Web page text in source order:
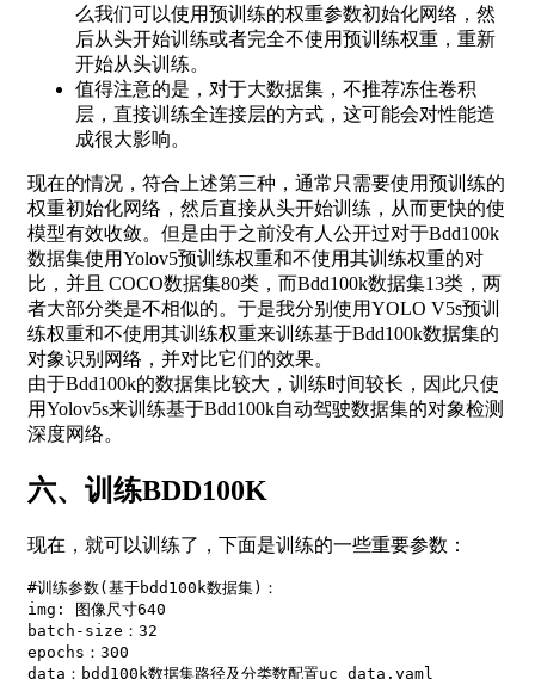
么我们可以使用预训练的权重参数初始化网络，然
后从头开始训练或者完全不使用预训练权重，重新
开始从头训练。
值得注意的是，对于大数据集，不推荐冻住卷积
层，直接训练全连接层的方式，这可能会对性能造
成很大影响。
现在的情况，符合上述第三种，通常只需要使用预训练的
权重初始化网络，然后直接从头开始训练，从而更快的使
模型有效收敛。但是由于之前没有人公开过对于Bdd100k
数据集使用Yolov5预训练权重和不使用其训练权重的对
比，并且 COCO数据集80类，而Bdd100k数据集13类，两
者大部分类是不相似的。于是我分别使用YOLO V5s预训
练权重和不使用其训练权重来训练基于Bdd100k数据集的
对象识别网络，并对比它们的效果。
由于Bdd100k的数据集比较大，训练时间较长，因此只使
用Yolov5s来训练基于Bdd100k自动驾驶数据集的对象检测
深度网络。
六、训练BDD100K
现在，就可以训练了，下面是训练的一些重要参数：
#训练参数(基于bdd100k数据集)：
img: 图像尺寸640
batch-size：32
epochs：300
data：bdd100k数据集路径及分类数配置uc_data.yaml